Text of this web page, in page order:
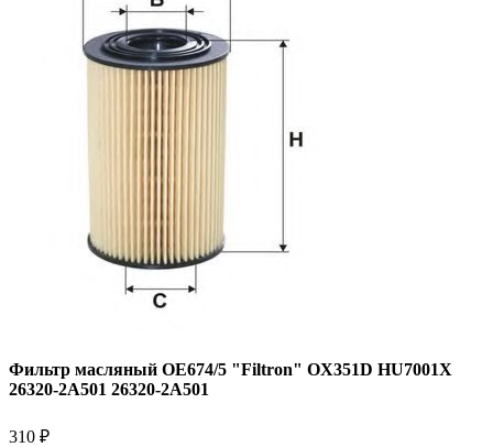
Фильтр масляный OE674/5 "Filtron" OX351D HU7001X
26320-2A501 26320-2A501
310 ₽